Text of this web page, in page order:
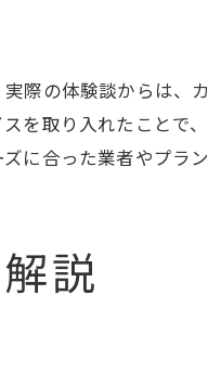
用方法を解説
算管理を徹底
の関係を考察
外構工事の知恵
対策のポイント
際の体験談からは、
を取り入れたことで
に合った業者やプラ
説